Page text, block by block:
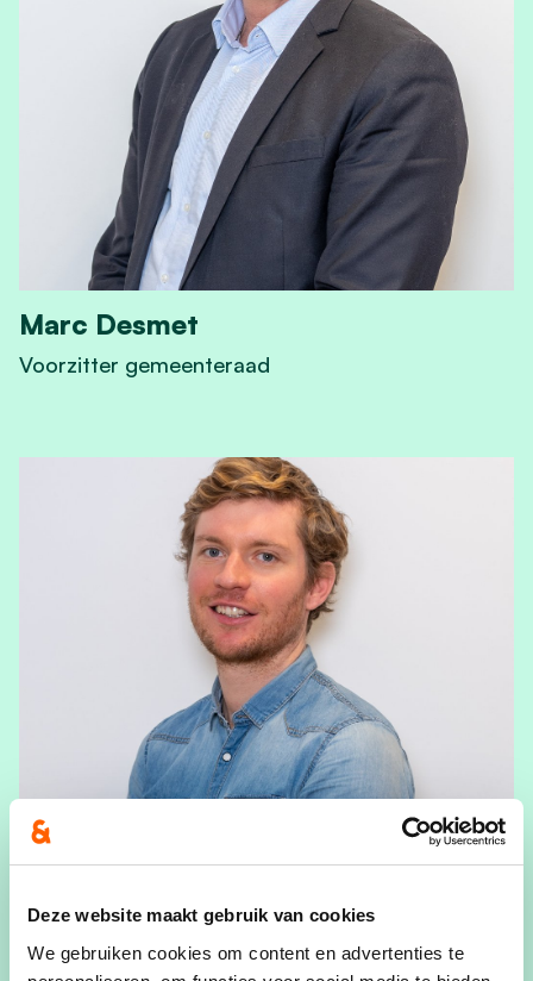
Deze website maakt gebruik van cookies
We gebruiken cookies om content en advertenties te
Marc Desmet
Voorzitter gemeenteraad